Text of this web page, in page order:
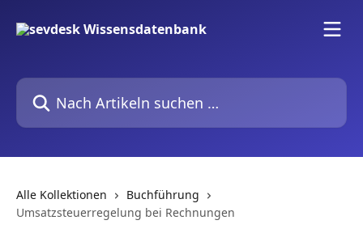
Nach Artikeln suchen …
Alle Kollektionen
Buchführung
Umsatzsteuerregelung bei Rechnungen